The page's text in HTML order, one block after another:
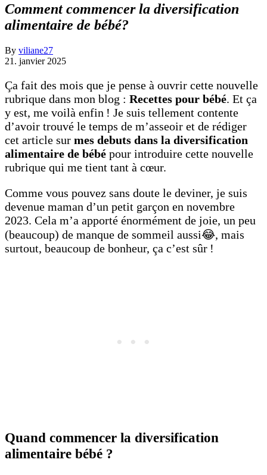
Comment commencer la diversification
alimentaire de bébé?
By viliane27
21. janvier 2025
Ça fait des mois que je pense à ouvrir cette nouvelle
rubrique dans mon blog : Recettes pour bébé. Et ça
y est, me voilà enfin ! Je suis tellement contente
d’avoir trouvé le temps de m’asseoir et de rédiger
cet article sur mes debuts dans la diversification
alimentaire de bébé pour introduire cette nouvelle
rubrique qui me tient tant à cœur.
Comme vous pouvez sans doute le deviner, je suis
devenue maman d’un petit garçon en novembre
2023. Cela m’a apporté énormément de joie, un peu
(beaucoup) de manque de sommeil aussi😂, mais
surtout, beaucoup de bonheur, ça c’est sûr !
Quand commencer la diversification
alimentaire bébé ?